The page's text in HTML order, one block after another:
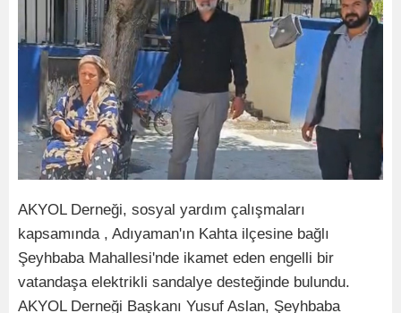
AKYOL Derneği, sosyal yardım çalışmaları
kapsamında , Adıyaman'ın Kahta ilçesine bağlı
Şeyhbaba Mahallesi'nde ikamet eden engelli bir
vatandaşa elektrikli sandalye desteğinde bulundu.
AKYOL Derneği Başkanı Yusuf Aslan, Şeyhbaba